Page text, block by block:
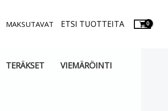
MAKSUTAVAT ETSI TUOTTEITA
TERÄKSET VIEMÄRÖINTI